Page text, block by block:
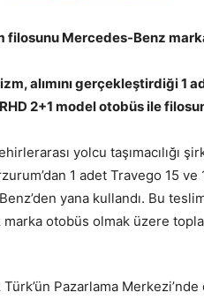
filosunu Mercedes-Benz
alımını gerçekleştirdiği 1
2+1 model otobüs ile
yolcu taşımacılığı
1 adet Travego 15
yana kullandı. Bu
otobüs olmak üzere
Pazarlama